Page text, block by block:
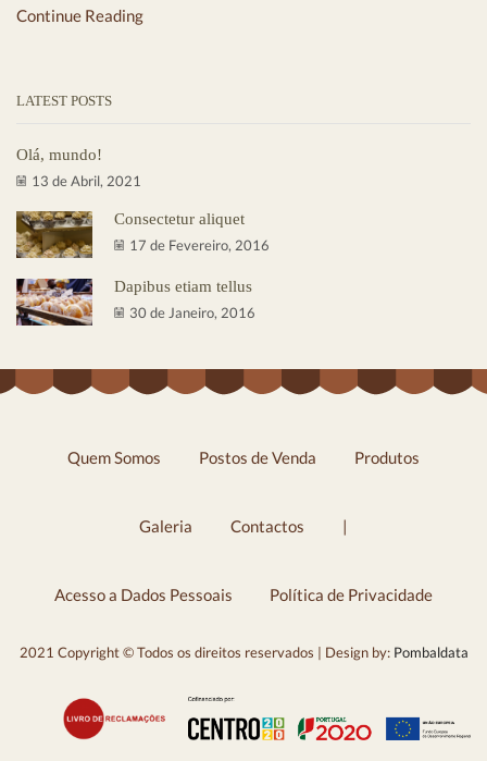
Continue Reading
LATEST POSTS
Olá, mundo!
13 de Abril, 2021
Consectetur aliquet
17 de Fevereiro, 2016
Dapibus etiam tellus
30 de Janeiro, 2016
Quem Somos Postos de Venda Produtos
Galeria Contactos |
Acesso a Dados Pessoais Política de Privacidade
2021 Copyright © Todos os direitos reservados | Design by:Pombaldata